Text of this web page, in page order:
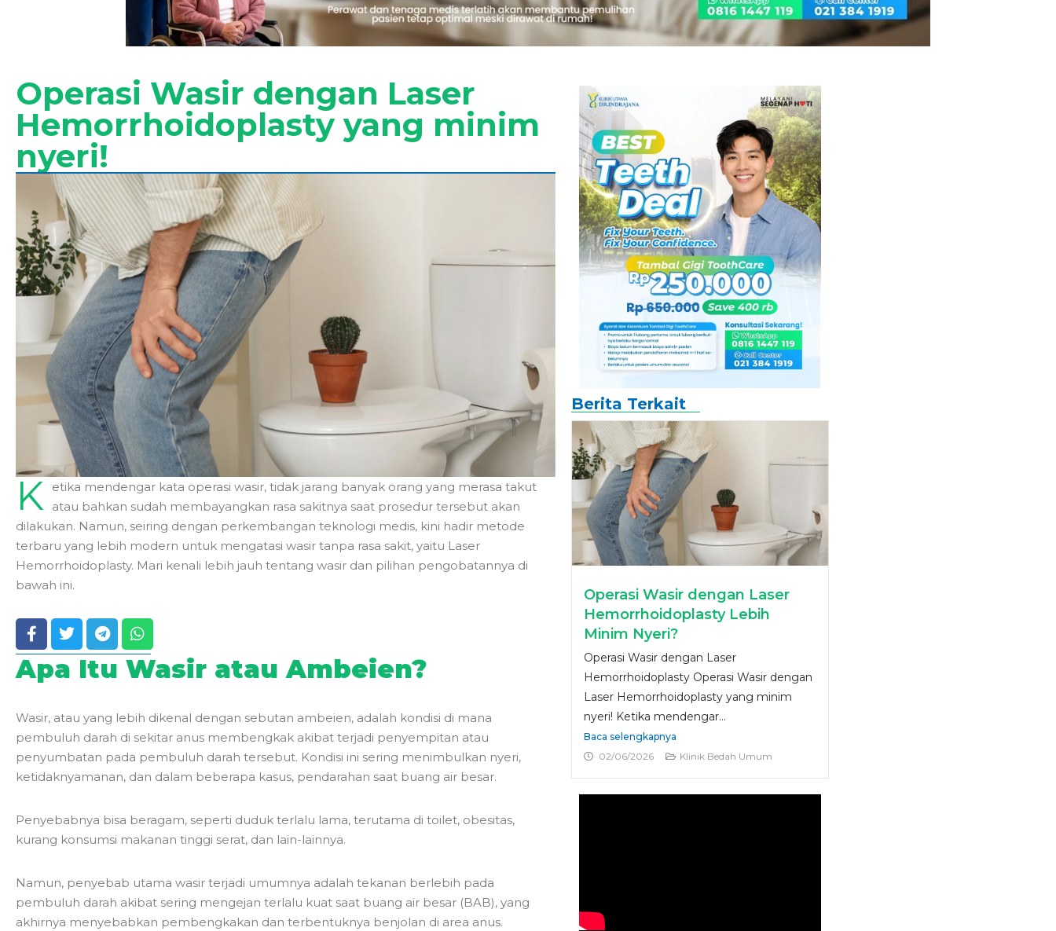
Operasi Wasir dengan Laser
Hemorrhoidoplasty yang minim
nyeri!
K etika mendengar kata operasi wasir, tidak jarang banyak orang yang merasa takut
atau bahkan sudah membayangkan rasa sakitnya saat prosedur tersebut akan
dilakukan. Namun, seiring dengan perkembangan teknologi medis, kini hadir metode
terbaru yang lebih modern untuk mengatasi wasir tanpa rasa sakit, yaitu Laser
Hemorrhoidoplasty. Mari kenali lebih jauh tentang wasir dan pilihan pengobatannya di
bawah ini.
Apa Itu Wasir atau Ambeien?
Wasir, atau yang lebih dikenal dengan sebutan ambeien, adalah kondisi di mana
pembuluh darah di sekitar anus membengkak akibat terjadi penyempitan atau
penyumbatan pada pembuluh darah tersebut. Kondisi ini sering menimbulkan nyeri,
ketidaknyamanan, dan dalam beberapa kasus, pendarahan saat buang air besar.
Penyebabnya bisa beragam, seperti duduk terlalu lama, terutama di toilet, obesitas,
kurang konsumsi makanan tinggi serat, dan lain-lainnya.
Namun, penyebab utama wasir terjadi umumnya adalah tekanan berlebih pada
pembuluh darah akibat sering mengejan terlalu kuat saat buang air besar (BAB), yang
akhirnya menyebabkan pembengkakan dan terbentuknya benjolan di area anus.
Berita Terkait
Operasi Wasir dengan Laser
Hemorrhoidoplasty Lebih
Minim Nyeri?
Operasi Wasir dengan Laser
Hemorrhoidoplasty Operasi Wasir dengan
Laser Hemorrhoidoplasty yang minim
nyeri! Ketika mendengar...
Baca selengkapnya
02/06/2026
Klinik Bedah Umum